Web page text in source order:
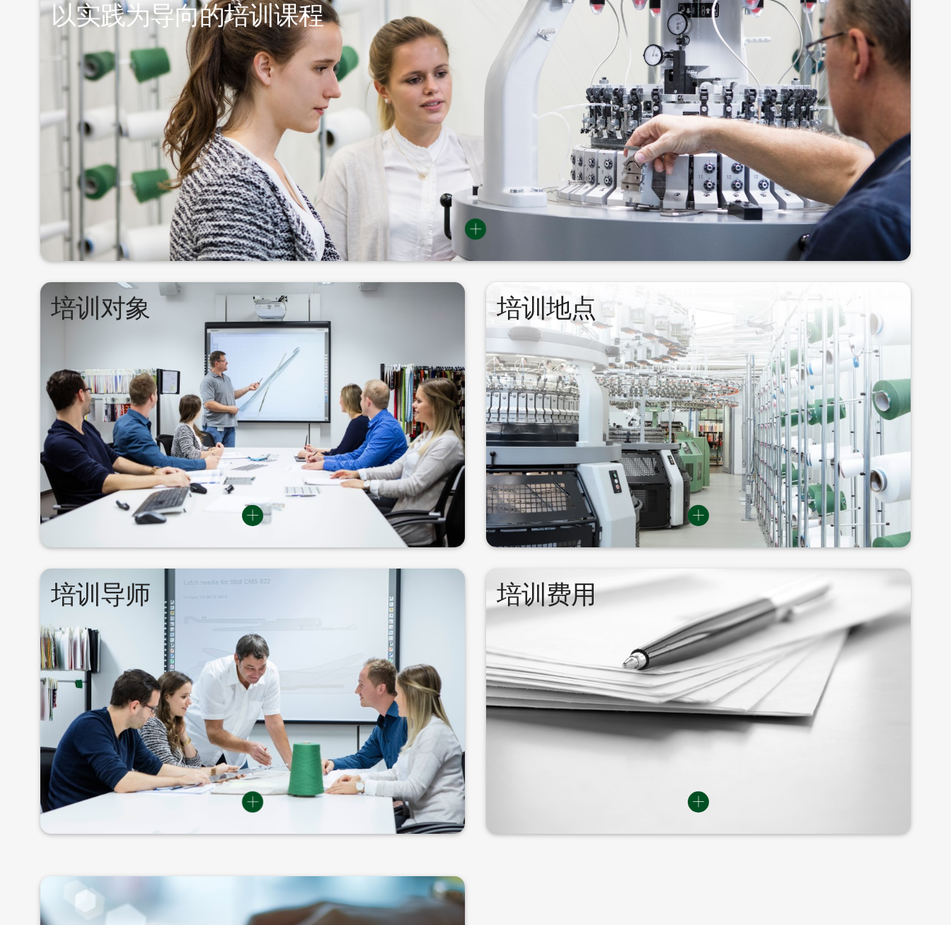
以实践为导向的培训课程 以实践为导向的培训课程
格罗茨-贝克特学院提供关于格罗茨-贝克特产品以及基础和应用知识的范围广泛的培训课程。我们采用理论与实践相
结合的方法传递技术和市场知识。所有培训都以德语和英语授课。还可按照要求提供其它语言的课程。我们提供的
课程可以按照客户要求讲述特定的专题和重点。
培训对象 培训对象
格罗茨-贝克特学院的培训课程面向希望深化和更新现有知识的纺织业技术人员和
专家。同时，格罗茨-贝克特学院也为来自其他行业、希望学习纺织基础知识的入
门者和专业人员提供培训课程。
培训地点 培训地点
学院充分利用位于公司总部阿尔布斯塔特的技术研发中心（TEZ）的所有可用资源
来传授理论、开展实践活动。研发中心占地约25,000 m2，包括若干个重要的纺织
面料生产和接合技术方面的技术中心和实验室。研发中心提供了传授知识、共同
构建纺织业未来的最佳前提条件。格罗茨-贝克特学院也提供在客户当地进行单独
培训的服务。
培训导师 培训导师
学院的所有培训者都拥有长年的纺织业技术实践经验，并经过培训教育领域的专
门学习。您将认识针织、机织、针刺、簇绒梳理和缝纫专家，并从其丰富经验中
获益。我们的培训导师可确保您在学习期间为纺织业的各种任务做好最充分的准
备。
培训费用 培训费用
技术研发中心的所有培训项目都包括午餐和饮料。我们的员工餐厅提供种类丰富
的自助菜肴，其中也包括素食。此外，注明的人均价格中包含了所有的课程资料
以及有些课程必需的防护用具。人均价格不含增值税。如果同一家公司有3名或更
多学员报名上课，可以享受优惠价格。最新价格、上课日期和更多相关信息请查